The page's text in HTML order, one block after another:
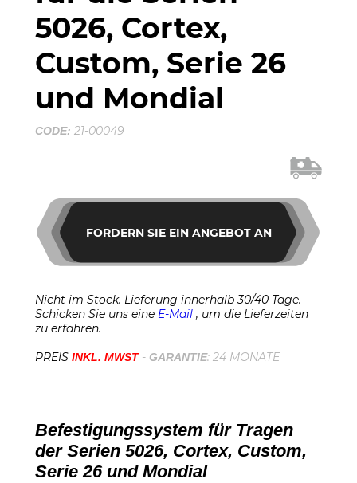
5026, Cortex,
Custom, Serie 26
und Mondial
CODE: 21-00049
FORDERN SIE EIN ANGEBOT AN
Nicht im Stock. Lieferung innerhalb 30/40 Tage.
Schicken Sie uns eine E-Mail , um die Lieferzeiten
zu erfahren.
PREIS INKL. MWST - GARANTIE: 24 MONATE
Befestigungssystem für Tragen
der Serien 5026, Cortex, Custom,
Serie 26 und Mondial